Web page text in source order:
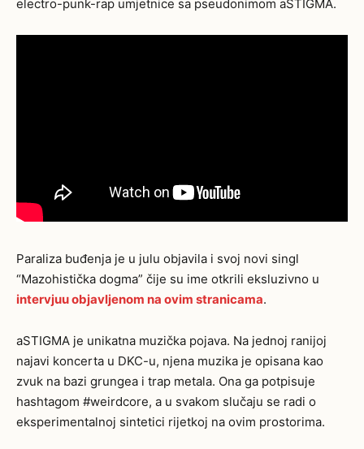
electro-punk-rap umjetnice sa pseudonimom aSTIGMA.
Paraliza buđenja je u julu objavila i svoj novi singl
“Mazohistička dogma” čije su ime otkrili eksluzivno u
intervjuu objavljenom na ovim stranicama.
aSTIGMA je unikatna muzička pojava. Na jednoj ranijoj
najavi koncerta u DKC-u, njena muzika je opisana kao
zvuk na bazi grungea i trap metala. Ona ga potpisuje
hashtagom #weirdcore, a u svakom slučaju se radi o
eksperimentalnoj sintetici rijetkoj na ovim prostorima.